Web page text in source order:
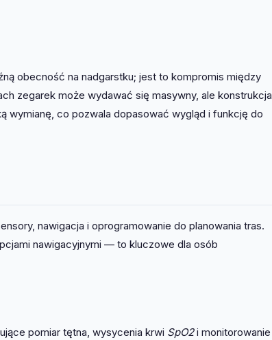
obecność na nadgarstku; jest to kompromis między
zegarek może wydawać się masywny, ale konstrukcja
wymianę, co pozwala dopasować wygląd i funkcję do
nawigacja i oprogramowanie do planowania tras.
nawigacyjnymi — to kluczowe dla osób
pomiar tętna, wysycenia krwi SpO2i monitorowanie